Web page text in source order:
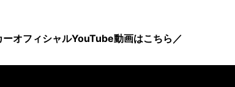
ーオフィシャルYouTube動画はこちら／